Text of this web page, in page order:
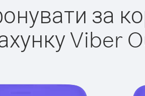
за
Viber